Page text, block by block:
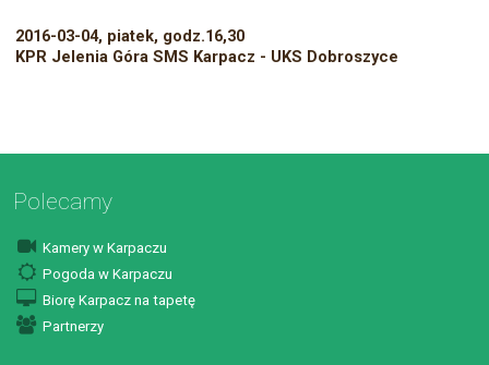
2016-03-04, piatek, godz.16,30
KPR Jelenia Góra SMS Karpacz - UKS Dobroszyce
Polecamy
Kamery w Karpaczu
Pogoda w Karpaczu
Biorę Karpacz na tapetę
Partnerzy